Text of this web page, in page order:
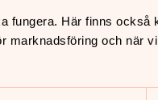
fungera. Här finns också
marknadsföring och när